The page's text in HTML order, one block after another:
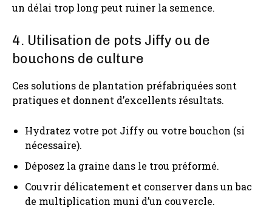
un délai trop long peut ruiner la semence.
4. Utilisation de pots Jiffy ou de
bouchons de culture
Ces solutions de plantation préfabriquées sont
pratiques et donnent d’excellents résultats.
Hydratez votre pot Jiffy ou votre bouchon (si
nécessaire).
Déposez la graine dans le trou préformé.
Couvrir délicatement et conserver dans un bac
de multiplication muni d’un couvercle.